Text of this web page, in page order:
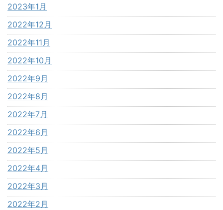
2023年1月
2022年12月
2022年11月
2022年10月
2022年9月
2022年8月
2022年7月
2022年6月
2022年5月
2022年4月
2022年3月
2022年2月